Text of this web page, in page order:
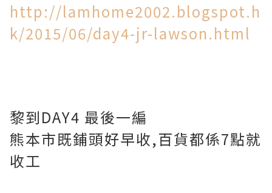
http://lamhome2002.blogspot.h
k/2015/06/day4-jr-lawson.html
黎到DAY4 最後一編
熊本市既鋪頭好早收,百貨都係7點就
收工